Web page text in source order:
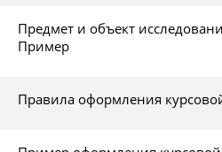
Предмет и объект
Пример
Правила оформления